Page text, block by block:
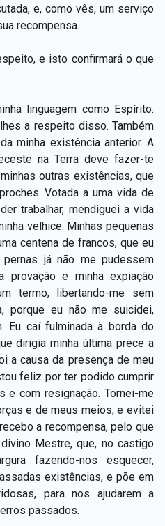
e, como vês, um serviço
recompensa.
e isto confirmará o que
linguagem como Espírito.
a respeito disso. Também
minha existência anterior. A
na Terra deve fazer-te
outras existências, que
Votada a uma vida de
trabalhar, mendiguei a vida
velhice. Minhas pequenas
centena de francos, que eu
já não me pudessem
provação e minha expiação
termo, libertando-me sem
porque eu não me suicidei,
Eu caí fulminada à borda do
dirigia minha última prece a
a causa da presença de meu
feliz por ter podido cumprir
e com resignação. Tornei-me
e de meus meios, e evitei
a recompensa, pelo que
Mestre, que, no castigo
fazendo-nos esquecer,
existências, e põe em
para nos ajudarem a
passados.